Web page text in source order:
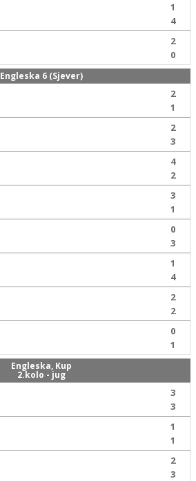
1
4
2
0
Engleska 6 (Sjever)
2
1
2
3
4
2
3
1
0
3
1
4
2
2
0
1
Engleska, Kup
2.kolo - jug
3
3
1
1
2
3